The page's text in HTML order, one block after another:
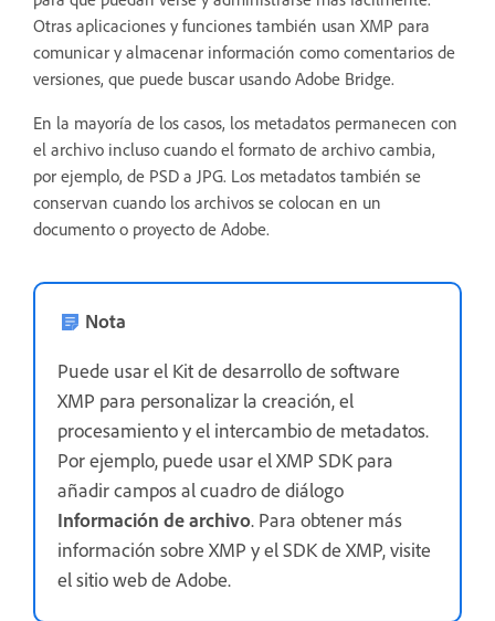
Otras aplicaciones y funciones también usan XMP para
comunicar y almacenar información como comentarios de
versiones, que puede buscar usando Adobe Bridge.
En la mayoría de los casos, los metadatos permanecen con
el archivo incluso cuando el formato de archivo cambia,
por ejemplo, de PSD a JPG. Los metadatos también se
conservan cuando los archivos se colocan en un
documento o proyecto de Adobe.
Nota
Puede usar el Kit de desarrollo de software
XMP para personalizar la creación, el
procesamiento y el intercambio de metadatos.
Por ejemplo, puede usar el XMP SDK para
añadir campos al cuadro de diálogo
Información de archivo. Para obtener más
información sobre XMP y el SDK de XMP, visite
el sitio web de Adobe.